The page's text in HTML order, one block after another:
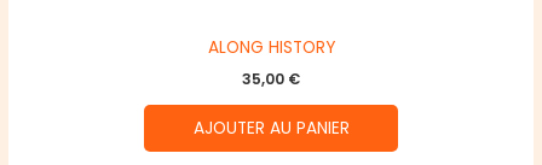
ALONG HISTORY
35,00 €
AJOUTER AU PANIER